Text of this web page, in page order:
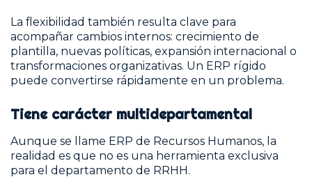
La flexibilidad también resulta clave para
acompañar cambios internos: crecimiento de
plantilla, nuevas políticas, expansión internacional o
transformaciones organizativas. Un ERP rígido
puede convertirse rápidamente en un problema.
Tiene carácter multidepartamental
Aunque se llame ERP de Recursos Humanos, la
realidad es que no es una herramienta exclusiva
para el departamento de RRHH.